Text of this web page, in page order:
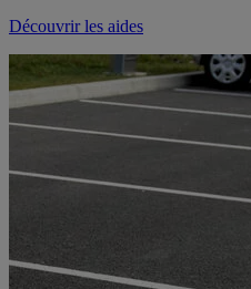
Découvrir les aides